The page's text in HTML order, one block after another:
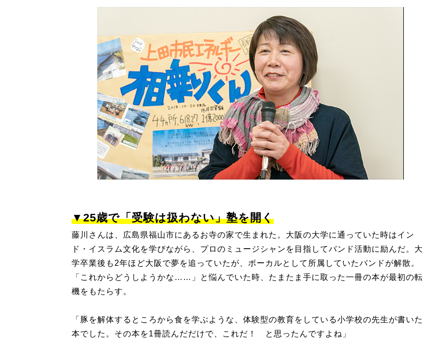
▼25歳で「受験は扱わない」塾を開く
藤川さんは、広島県福山市にあるお寺の家で生まれた。大阪の大学に通っていた時はイン
ド・イスラム文化を学びながら、プロのミュージシャンを目指してバンド活動に励んだ。大
学卒業後も2年ほど大阪で夢を追っていたが、ボーカルとして所属していたバンドが解散。
「これからどうしようかな……」と悩んでいた時、たまたま手に取った一冊の本が最初の転
機をもたらす。
「豚を解体するところから食を学ぶような、体験型の教育をしている小学校の先生が書いた
本でした。その本を1冊読んだだけで、これだ！ と思ったんですよね」